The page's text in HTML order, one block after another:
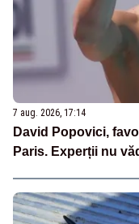
7 aug. 2026, 17:14
David Popovici,
Paris. Experții nu